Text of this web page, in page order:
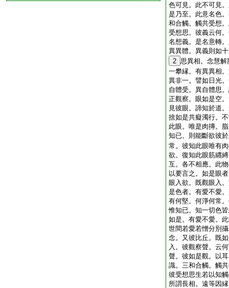
色可見。此不可見
是乃至。此意名色
和合觸。觸共受想
受想思。彼義云何
名想義。是名意轉
異異體。異義則如
2 思異相。念慧
一攀縁。有異異相
異非一。譬如日光
自體受。異自體思
正觀察。眼如是空
見彼眼。諦知於道
捨如是共癡濁行。
此眼。唯是肉摶。
知已。則能斷欲彼
常。彼知此眼唯有
欲。復知此眼筋纒
互。各不相應。此
以要言之。如是眼
眼入欲。既觀眼入
是色者。有愛不愛
有何堅。何淨何常
惟知已。知一切色
如是。有愛不愛。
世間若愛若憎分別
念。又彼比丘。既
入。彼觀察聲。云
聲。彼如是觀。以
識。三和合觸。觸
彼受想思生若以知
所謂長相。遠等因